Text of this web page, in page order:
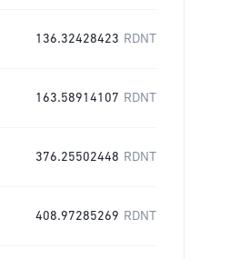
136.32428423 RDNT
163.58914107 RDNT
376.25502448 RDNT
408.97285269 RDNT